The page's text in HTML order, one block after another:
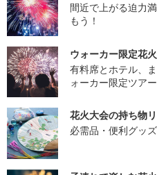
間近で上がる迫力
もう！
ウォーカー限定花
有料席とホテル、
ォーカー限定ツア
花火大会の持ち物
必需品・便利グッ